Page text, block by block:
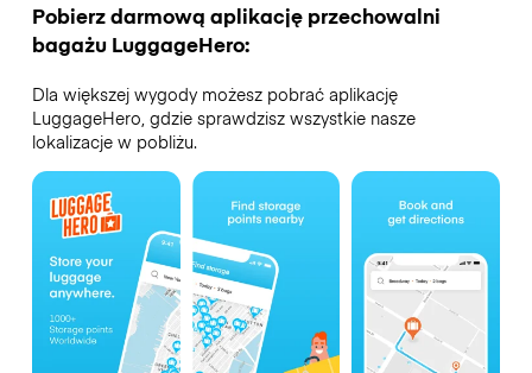
Pobierz darmową aplikację przechowalni
bagażu LuggageHero:
Dla większej wygody możesz pobrać aplikację
LuggageHero, gdzie sprawdzisz wszystkie nasze
lokalizacje w pobliżu.